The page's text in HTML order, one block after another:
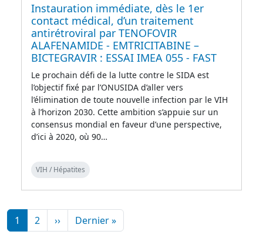
Instauration immédiate, dès le 1er
contact médical, d’un traitement
antirétroviral par TENOFOVIR
ALAFENAMIDE - EMTRICITABINE –
BICTEGRAVIR : ESSAI IMEA 055 - FAST
Le prochain défi de la lutte contre le SIDA est
l’objectif fixé par l’ONUSIDA d’aller vers
l’élimination de toute nouvelle infection par le VIH
à l’horizon 2030. Cette ambition s’appuie sur un
consensus mondial en faveur d’une perspective,
d’ici à 2020, où 90…
VIH / Hépatites
Pagination
1 2 ››Page suivante
Dernier »Dernière page